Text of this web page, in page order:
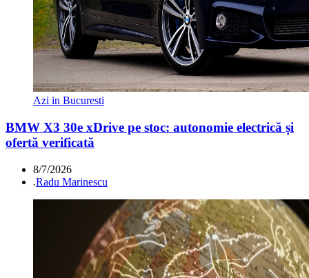
Azi in Bucuresti
BMW X3 30e xDrive pe stoc: autonomie electrică și
ofertă verificată
8/7/2026
.Radu Marinescu